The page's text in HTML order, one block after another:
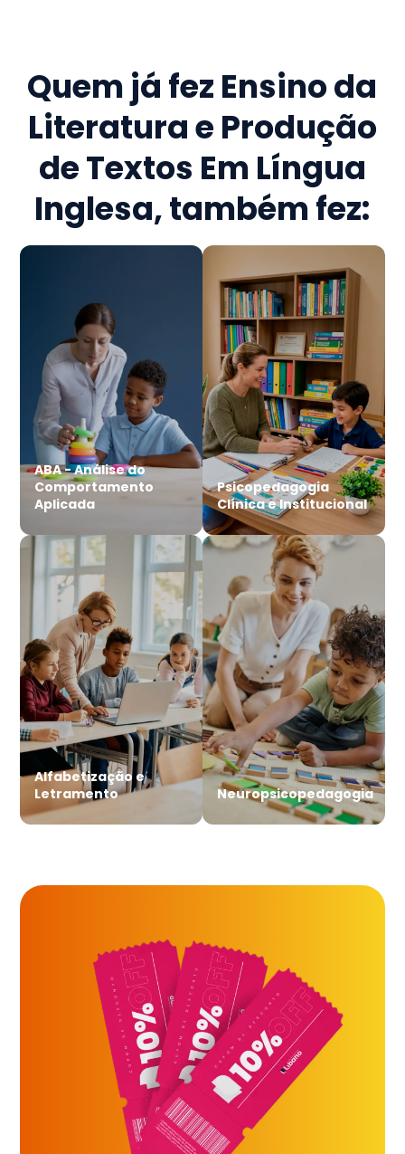
Quem já fez Ensino da
Literatura e Produção
de Textos Em Língua
Inglesa, também fez:
ABA - Análise do
Comportamento
Aplicada
Psicopedagogia
Clínica e Institucional
Alfabetização e
Letramento
Neuropsicopedagogia